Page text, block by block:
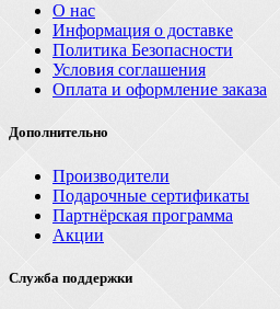
О нас
Информация о доставке
Политика Безопасности
Условия соглашения
Оплата и оформление заказа
Дополнительно
Производители
Подарочные сертификаты
Партнёрская программа
Акции
Служба поддержки